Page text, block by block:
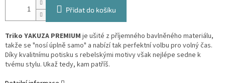
Přidat do košíku
Triko YAKUZA PREMIUM je ušité z příjemného bavlněného materiálu,
takže se "nosí úplně samo" a nabízí tak perfektní volbu pro volný čas.
Díky kvalitnímu potisku s rebelskými motivy však nejlépe sedne k
tvému stylu. Ukaž tedy, kam patříš.